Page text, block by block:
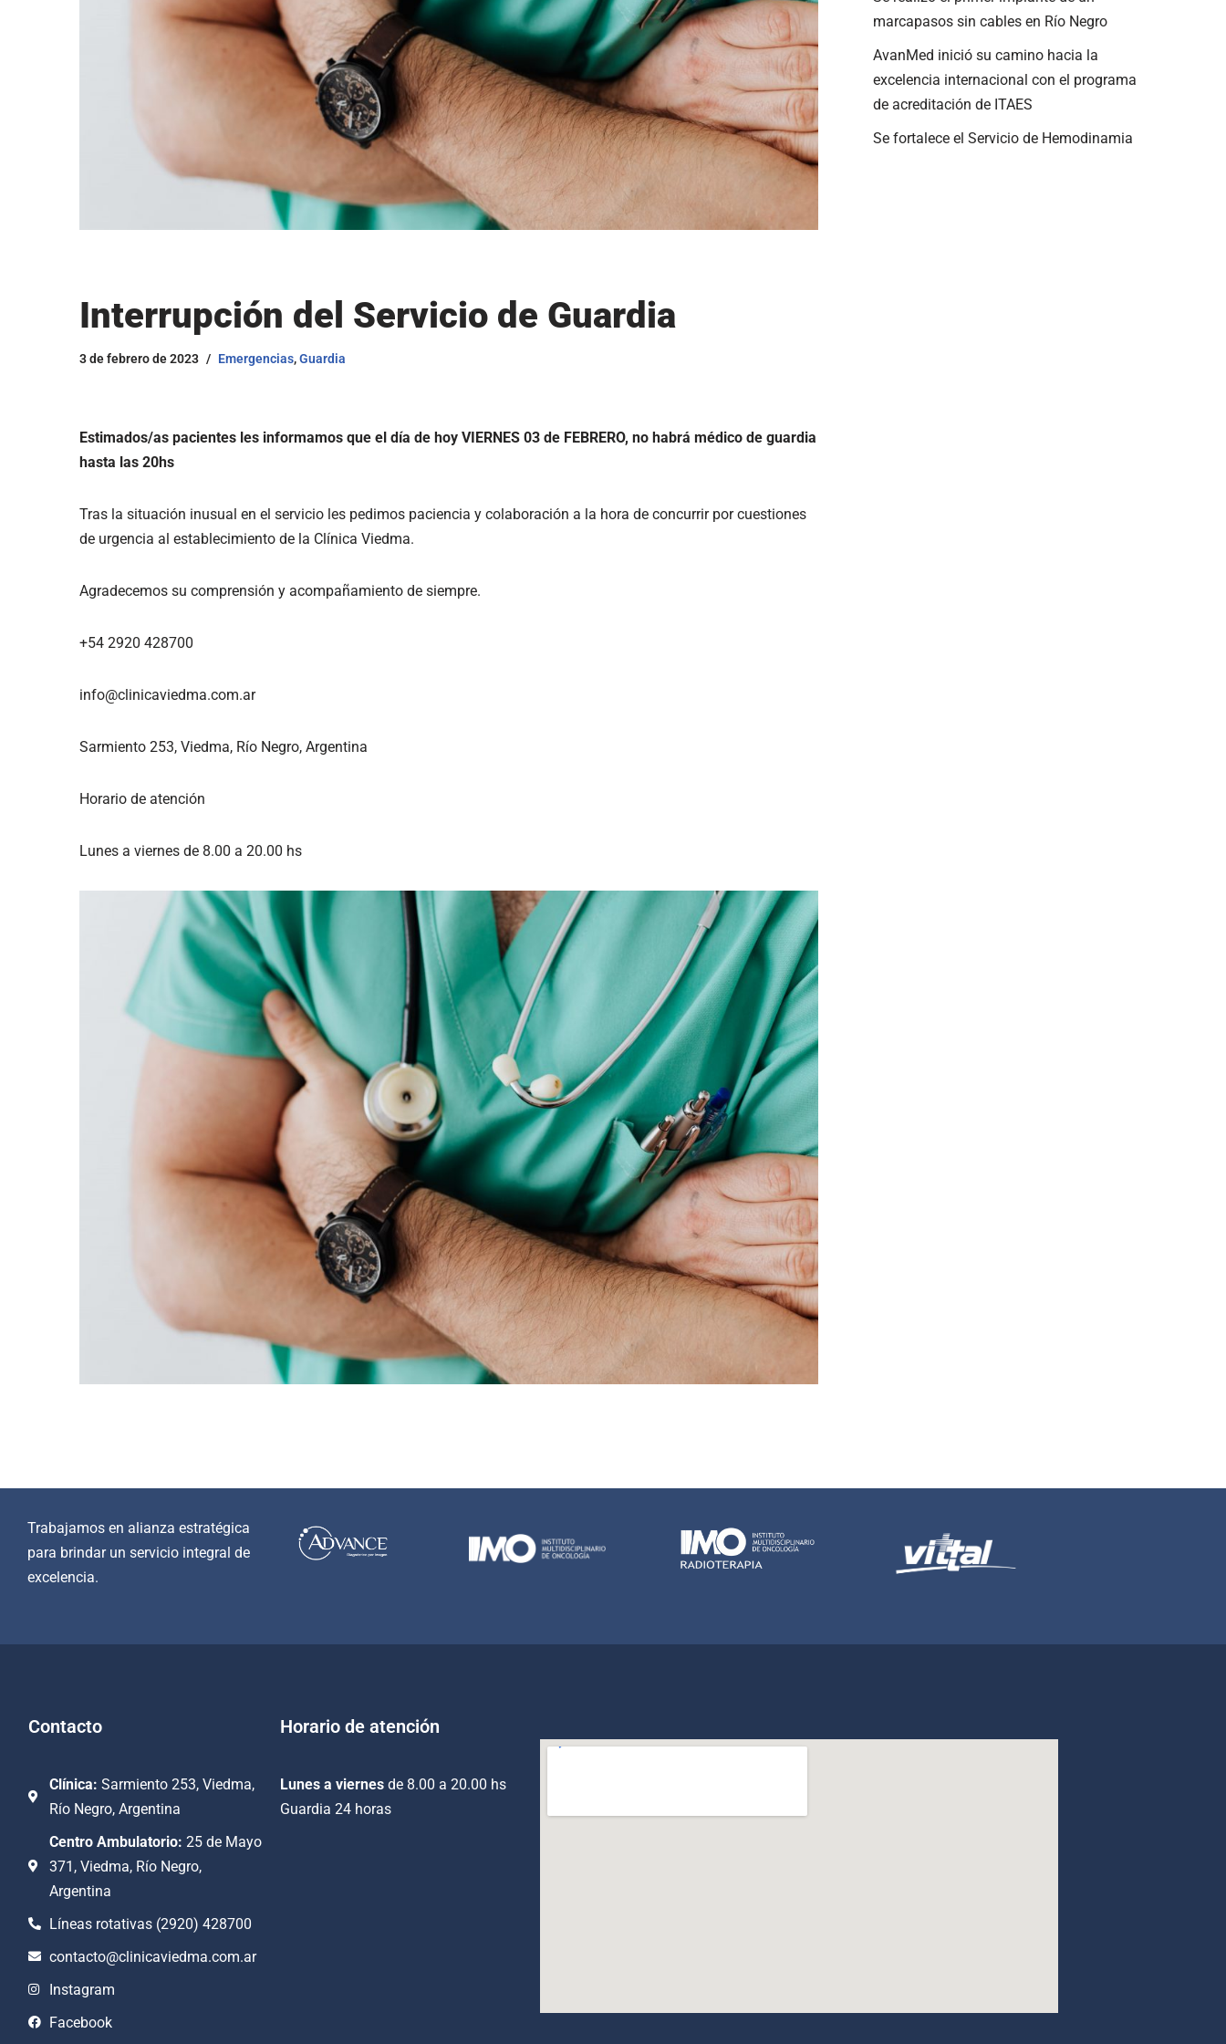
Interrupción del Servicio de Guardia
3 de febrero de 2023 Emergencias,Guardia
Estimados/as pacientes les informamos que el día de hoy VIERNES 03 de FEBRERO, no habrá médico de guardia
hasta las 20hs
Tras la situación inusual en el servicio les pedimos paciencia y colaboración a la hora de concurrir por cuestiones
de urgencia al establecimiento de la Clínica Viedma.
Agradecemos su comprensión y acompañamiento de siempre.
+54 2920 428700
info@clinicaviedma.com.ar
Sarmiento 253, Viedma, Río Negro, Argentina
Horario de atención
Lunes a viernes de 8.00 a 20.00 hs
marcapasos sin cables en Río Negro
AvanMed inició su camino hacia la
excelencia internacional con el programa
de acreditación de ITAES
Se fortalece el Servicio de Hemodinamia
Trabajamos en alianza estratégica
para brindar un servicio integral de
excelencia.
Contacto
Clínica: Sarmiento 253, Viedma,
Río Negro, Argentina
Centro Ambulatorio: 25 de Mayo
371, Viedma, Río Negro,
Argentina
Líneas rotativas (2920) 428700
contacto@clinicaviedma.com.ar
Instagram
Facebook
Horario de atención
Lunes a viernesde 8.00 a 20.00 hs
Guardia 24 horas